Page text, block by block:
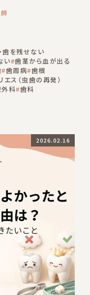
歯を残せない
い 歯茎から血が出る
歯周病 歯根
エス（虫歯の再発）
科 歯科
2026.02.16